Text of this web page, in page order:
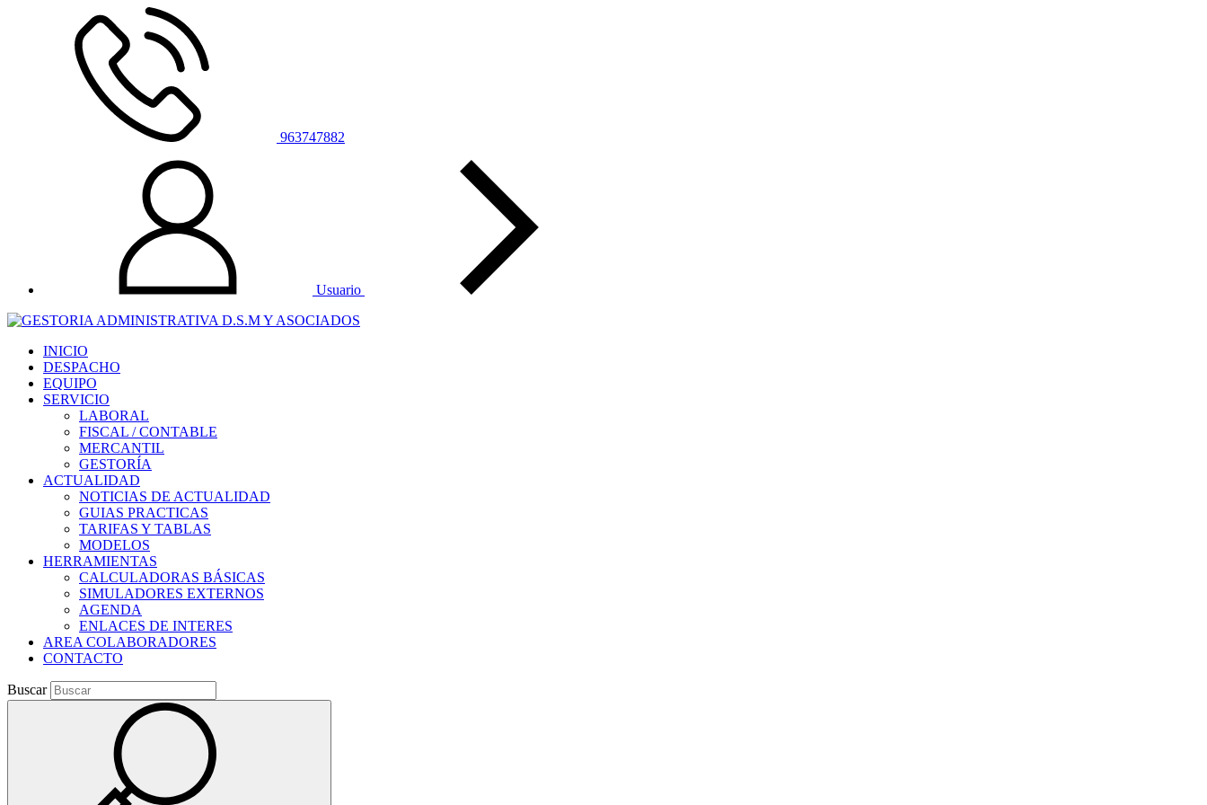
963747882
Usuario
INICIO
DESPACHO
EQUIPO
SERVICIO
LABORAL
FISCAL / CONTABLE
MERCANTIL
GESTORÍA
ACTUALIDAD
NOTICIAS DE ACTUALIDAD
GUIAS PRACTICAS
TARIFAS Y TABLAS
MODELOS
HERRAMIENTAS
CALCULADORAS BÁSICAS
SIMULADORES EXTERNOS
AGENDA
ENLACES DE INTERES
AREA COLABORADORES
CONTACTO
Buscar